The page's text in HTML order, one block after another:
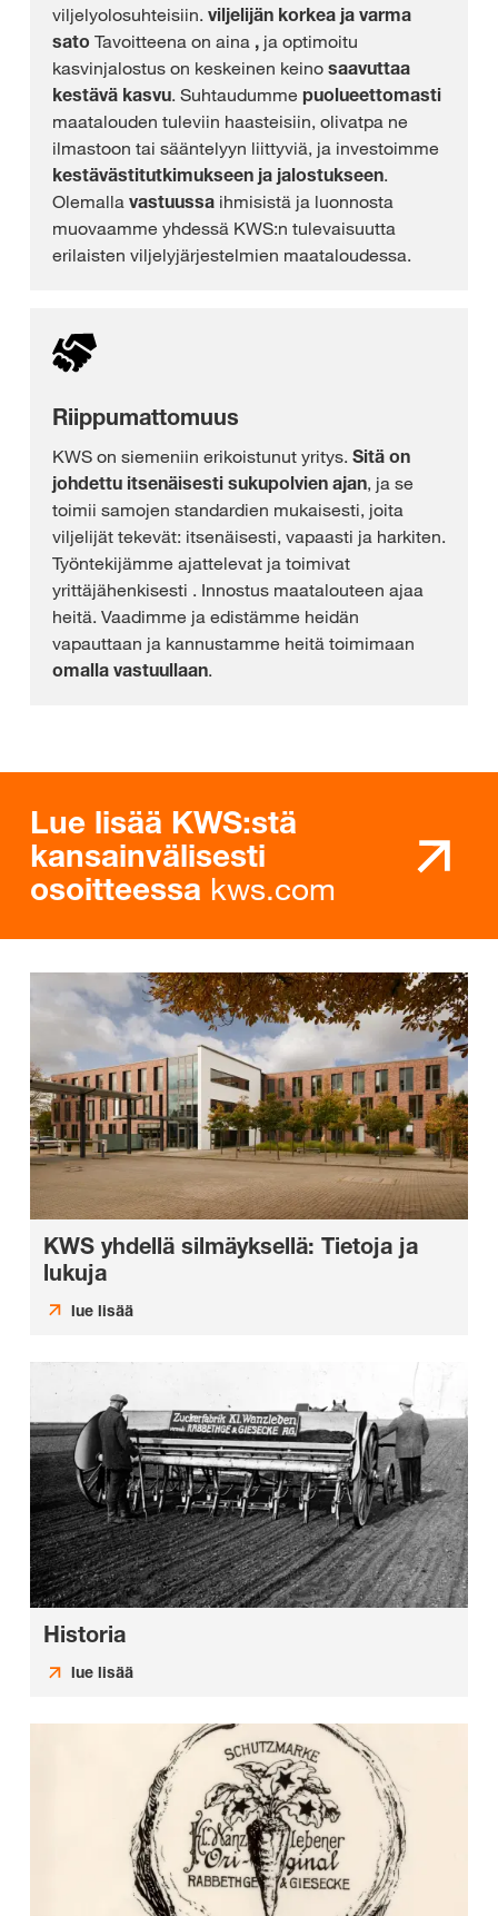
viljelyolosuhteisiin. viljelijän korkea ja varma
sato Tavoitteena on aina , ja optimoitu
kasvinjalostus on keskeinen keino saavuttaa
kestävä kasvu. Suhtaudumme puolueettomasti
maatalouden tuleviin haasteisiin, olivatpa ne
ilmastoon tai sääntelyyn liittyviä, ja investoimme
kestävästitutkimukseen ja jalostukseen.
Olemalla vastuussa ihmisistä ja luonnosta
muovaamme yhdessä KWS:n tulevaisuutta
erilaisten viljelyjärjestelmien maataloudessa.
Riippumattomuus
KWS on siemeniin erikoistunut yritys. Sitä on
johdettu itsenäisesti sukupolvien ajan, ja se
toimii samojen standardien mukaisesti, joita
viljelijät tekevät: itsenäisesti, vapaasti ja harkiten.
Työntekijämme ajattelevat ja toimivat
yrittäjähenkisesti . Innostus maatalouteen ajaa
heitä. Vaadimme ja edistämme heidän
vapauttaan ja kannustamme heitä toimimaan
omalla vastuullaan.
Lue lisää KWS:stä
kansainvälisesti
osoitteessa kws.com
KWS yhdellä silmäyksellä: Tietoja ja
lukuja
lue lisää
Historia
lue lisää